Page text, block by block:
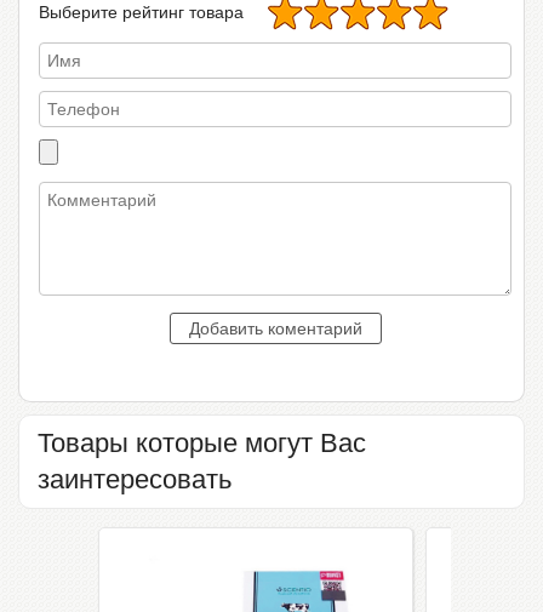
Выберите рейтинг товара
Товары которые могут Вас
заинтересовать